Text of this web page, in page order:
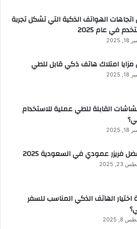
الهواتف الذكية التي تشكل تجربة
في عام 2025
امتلاك هاتف ذكي قابل للطي
القابلة للطي عملية للاستخدام
2025
اختيار الهاتف الذكي المناسب للسفر
2025